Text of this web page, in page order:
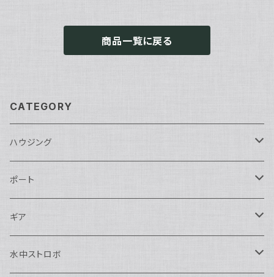
商品一覧に戻る
CATEGORY
ハウジング
Nikon用
Nauticam
SEA&SEA
Canon用
Nauticam
Sony用
ポート
Nauticam
N120ドームポート
SEA&SEA
ギア
AOI
水中ストロボ